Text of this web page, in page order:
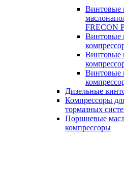
Винтовые
FRECON
Винтовые
Винтовые
Винтовые
Дизельные
Компрессоры
тормазных
Поршневые
компрессоры